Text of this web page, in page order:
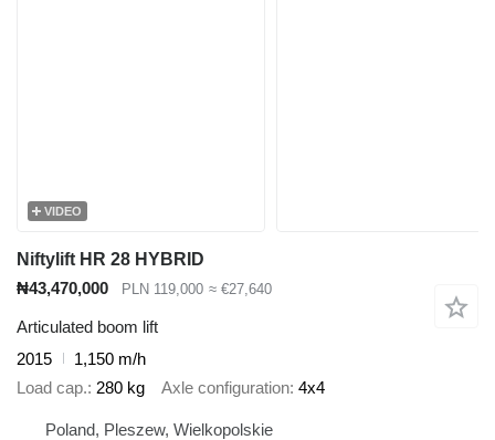
VIDEO
Niftylift HR 28 HYBRID
₦43,470,000
PLN 119,000 ≈ €27,640
Articulated boom lift
2015
1,150 m/h
Load cap. 280 kg Axle configuration 4x4
Poland, Pleszew, Wielkopolskie